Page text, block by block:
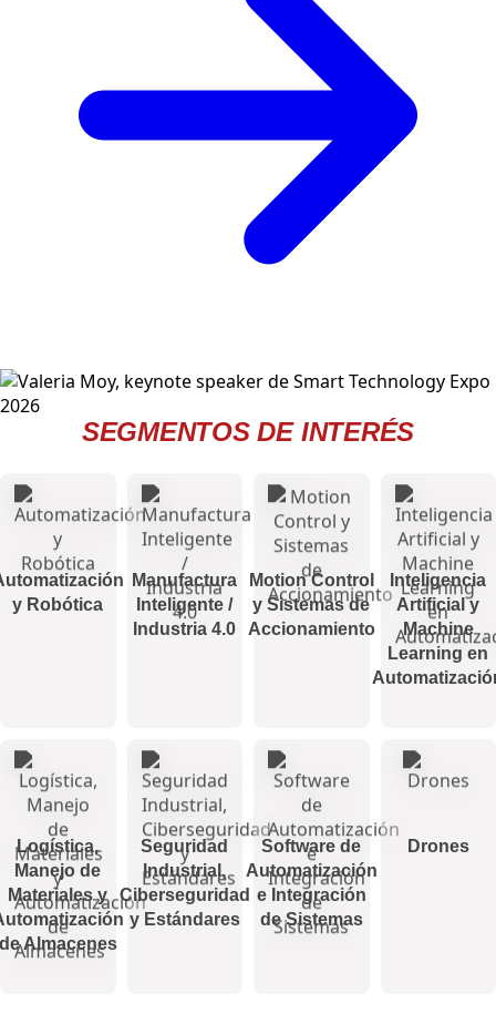
SEGMENTOS DE INTERÉS
y Robótica
Manufactura
Inteligente /
Industria 4.0
Motion Control
y Sistemas de
Accionamiento
Inteligencia
Artificial y
Machine
Learning en
Logística,
Manejo de
Materiales y
Almacenes
Seguridad
Industrial,
Ciberseguridad
y Estándares
Software de
Automatización
e Integración
de Sistemas
Drones